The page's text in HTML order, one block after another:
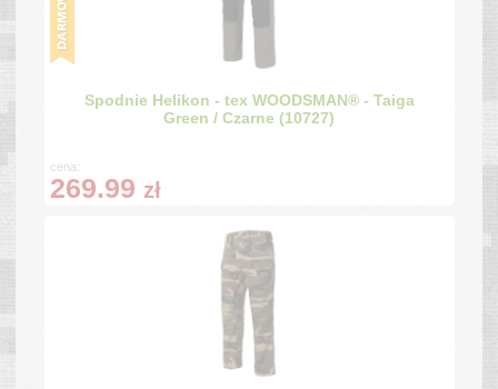
Spodnie Helikon - tex WOODSMAN® - Taiga
Green / Czarne (10727)
cena:
269.99 zł